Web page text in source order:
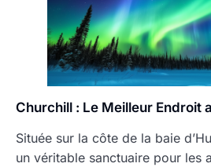
Churchill : Le Meilleur Endroit
Située sur la côte de la baie
un véritable sanctuaire pour les